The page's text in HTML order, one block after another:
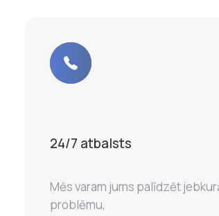
24/7 atbalsts
Mēs varam jums palīdzēt
problēmu,